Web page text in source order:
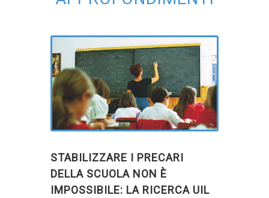
STABILIZZARE I PRECARI
DELLA SCUOLA NON È
IMPOSSIBILE: LA RICERCA UIL